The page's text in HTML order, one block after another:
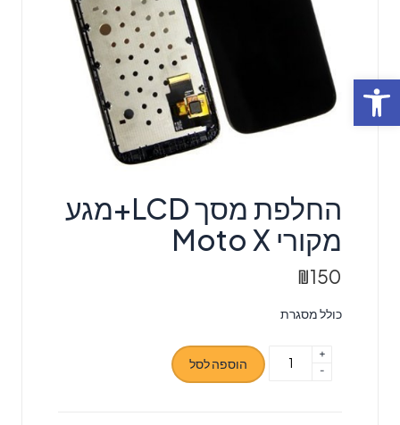
פתח סרגל נגישות
החלפת מסך LCD+מגע
מקורי Moto X
₪150
כולל מסגרת
כמות
-
+
הוספה לסל